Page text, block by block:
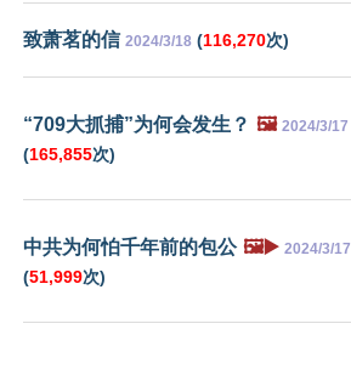
致萧茗的信 2024/3/18 (116,270次)
“709大抓捕”为何会发生？ 🖼️ 2024/3/17
(165,855次)
中共为何怕千年前的包公 🖼️▶️ 2024/3/17
(51,999次)